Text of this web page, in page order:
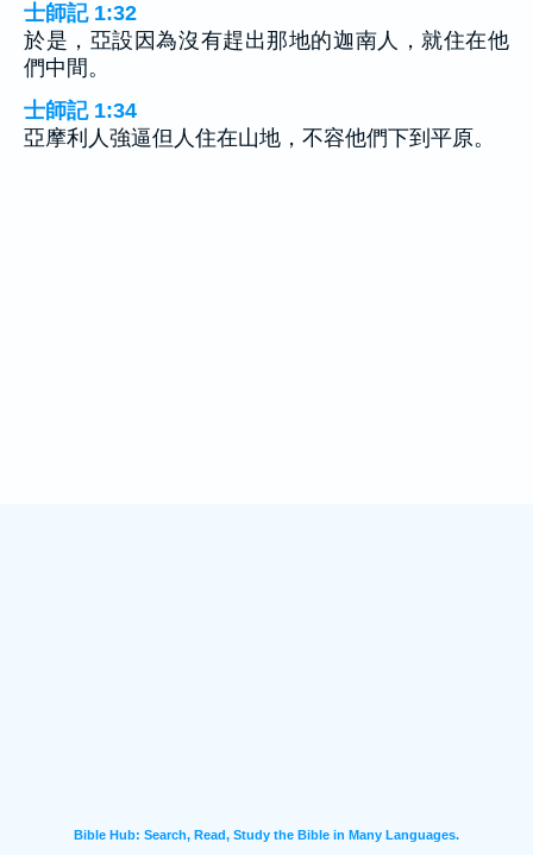
士師記 1:32
於是，亞設因為沒有趕出那地的迦南人，就住在他
們中間。
士師記 1:34
亞摩利人強逼但人住在山地，不容他們下到平原。